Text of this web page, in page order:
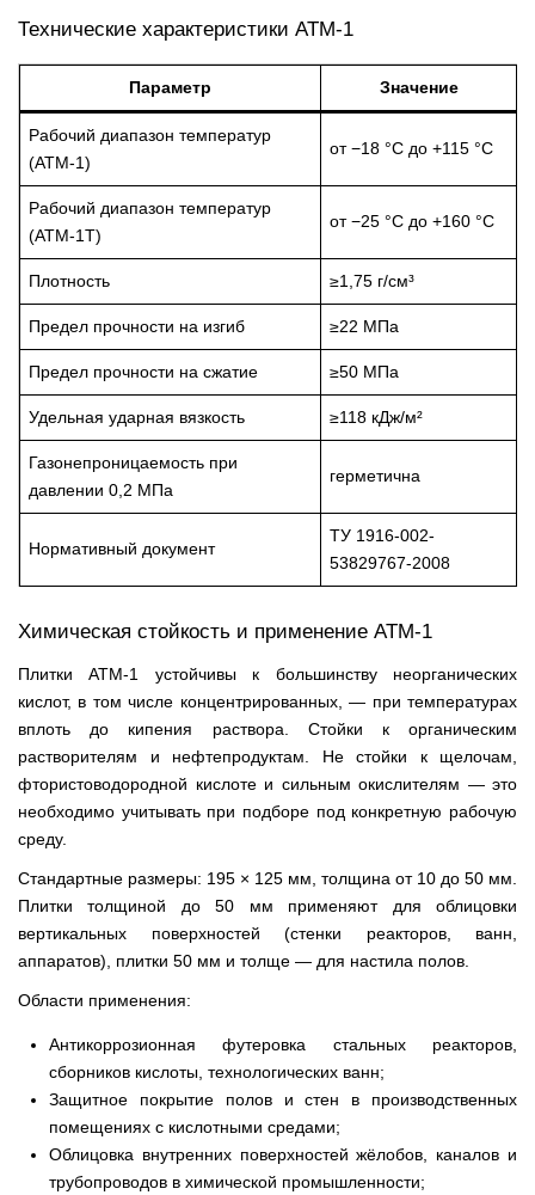
Технические характеристики АТМ-1
Параметр Значение
Рабочий диапазон температур
(АТМ-1)
от −18 °C до +115 °C
Рабочий диапазон температур
(АТМ-1Т)
от −25 °C до +160 °C
Плотность ≥1,75 г/см³
Предел прочности на изгиб ≥22 МПа
Предел прочности на сжатие ≥50 МПа
Удельная ударная вязкость ≥118 кДж/м²
Газонепроницаемость при
давлении 0,2 МПа
герметична
Нормативный документ
ТУ 1916-002-
53829767-2008
Химическая стойкость и применение АТМ-1
Плитки АТМ-1 устойчивы к большинству неорганических
кислот, в том числе концентрированных, — при температурах
вплоть до кипения раствора. Стойки к органическим
растворителям и нефтепродуктам. Не стойки к щелочам,
фтористоводородной кислоте и сильным окислителям — это
необходимо учитывать при подборе под конкретную рабочую
среду.
Стандартные размеры: 195 × 125 мм, толщина от 10 до 50 мм.
Плитки толщиной до 50 мм применяют для облицовки
вертикальных поверхностей (стенки реакторов, ванн,
аппаратов), плитки 50 мм и толще — для настила полов.
Области применения:
Антикоррозионная футеровка стальных реакторов,
сборников кислоты, технологических ванн;
Защитное покрытие полов и стен в производственных
помещениях с кислотными средами;
Облицовка внутренних поверхностей жёлобов, каналов и
трубопроводов в химической промышленности;